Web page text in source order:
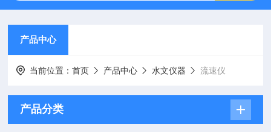
产品中心
当前位置：首页 产品中心 水文仪器 流速仪
产品分类